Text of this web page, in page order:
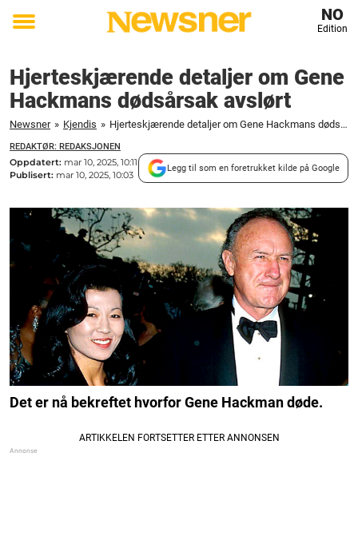
Toggle
NO
Edition
Hjerteskjærende detaljer om Gene
Hackmans dødsårsak avslørt
Newsner » Kjendis » Hjerteskjærende detaljer om Gene Hackmans dødsårsak avslørt
REDAKTØR: REDAKSJONEN
Oppdatert: mar 10, 2025, 10:11
Publisert: mar 10, 2025, 10:03
Legg til som en foretrukket kilde på Google
Det er nå bekreftet hvorfor Gene Hackman døde.